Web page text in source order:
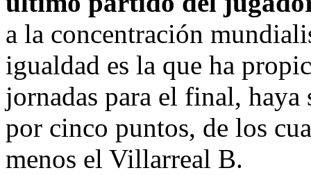
a la concentración
igualdad es la que ha
jornadas para el final, haya
por cinco puntos, de los
menos el Villarreal B.